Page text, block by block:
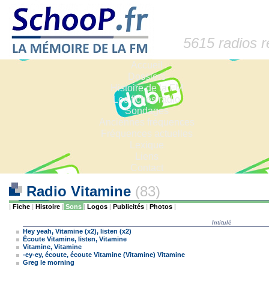
5615 radios
Accueil
Dossiers
Histoire de la FM
Les fiches radio
Sondages
Anciennes fréquences
Fréquences actuelles
Lexique
Liens
Contact
Radio Vitamine (83)
| Fiche | Histoire | Sons | Logos | Publicités | Photos |
Intitulé
Hey yeah, Vitamine (x2), listen (x2)
Écoute Vitamine, listen, Vitamine
Vitamine, Vitamine
-ey-ey, écoute, écoute Vitamine (Vitamine) Vitamine
Greg le morning